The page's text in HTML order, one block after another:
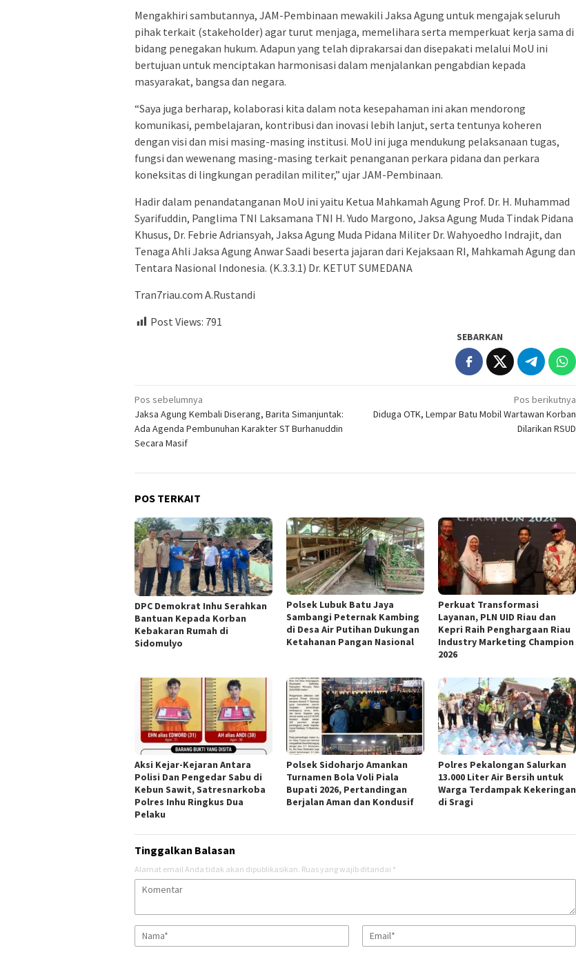
Mengakhiri sambutannya, JAM-Pembinaan mewakili Jaksa Agung untuk mengajak seluruh
pihak terkait (stakeholder) agar turut menjaga, memelihara serta memperkuat kerja sama di
bidang penegakan hukum. Adapun yang telah diprakarsai dan disepakati melalui MoU ini
bertujuan untuk menciptakan harmonisasi dalam menjalankan pengabdian kepada
masyarakat, bangsa dan negara.
“Saya juga berharap, kolaborasi kita dalam nota kesepahaman ini akan mendorong
komunikasi, pembelajaran, kontribusi dan inovasi lebih lanjut, serta tentunya koheren
dengan visi dan misi masing-masing institusi. MoU ini juga mendukung pelaksanaan tugas,
fungsi dan wewenang masing-masing terkait penanganan perkara pidana dan perkara
koneksitas di lingkungan peradilan militer,” ujar JAM-Pembinaan.
Hadir dalam penandatanganan MoU ini yaitu Ketua Mahkamah Agung Prof. Dr. H. Muhammad
Syarifuddin, Panglima TNI Laksamana TNI H. Yudo Margono, Jaksa Agung Muda Tindak Pidana
Khusus, Dr. Febrie Adriansyah, Jaksa Agung Muda Pidana Militer Dr. Wahyoedho Indrajit, dan
Tenaga Ahli Jaksa Agung Anwar Saadi beserta jajaran dari Kejaksaan RI, Mahkamah Agung dan
Tentara Nasional Indonesia. (K.3.3.1) Dr. KETUT SUMEDANA
Tran7riau.com A.Rustandi
Post Views: 791
SEBARKAN
Navigasi
pos
Pos sebelumnya
Jaksa Agung Kembali Diserang, Barita Simanjuntak:
Ada Agenda Pembunuhan Karakter ST Burhanuddin
Secara Masif
Pos berikutnya
Diduga OTK, Lempar Batu Mobil Wartawan Korban
Dilarikan RSUD
POS TERKAIT
DPC Demokrat Inhu Serahkan
Bantuan Kepada Korban
Kebakaran Rumah di
Sidomulyo
Polsek Lubuk Batu Jaya
Sambangi Peternak Kambing
di Desa Air Putihan Dukungan
Ketahanan Pangan Nasional
Perkuat Transformasi
Layanan, PLN UID Riau dan
Kepri Raih Penghargaan Riau
Industry Marketing Champion
2026
Aksi Kejar-Kejaran Antara
Polisi Dan Pengedar Sabu di
Kebun Sawit, Satresnarkoba
Polres Inhu Ringkus Dua
Pelaku
Polsek Sidoharjo Amankan
Turnamen Bola Voli Piala
Bupati 2026, Pertandingan
Berjalan Aman dan Kondusif
Polres Pekalongan Salurkan
13.000 Liter Air Bersih untuk
Warga Terdampak Kekeringan
di Sragi
Tinggalkan Balasan
Alamat email Anda tidak akan dipublikasikan. Ruas yang wajib ditandai *